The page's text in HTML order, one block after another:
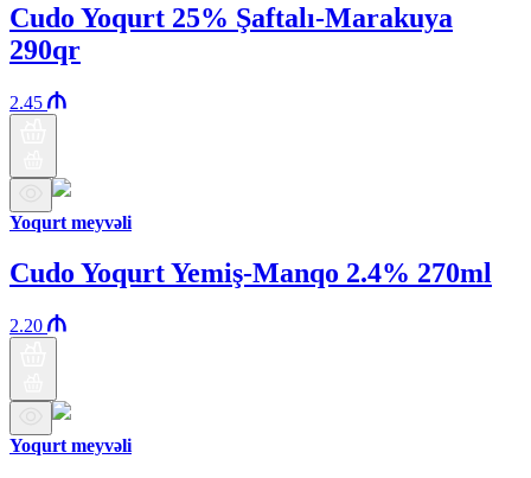
Cudo Yoqurt 25% Şaftalı-Marakuya
290qr
2.45
Yoqurt meyvəli
Cudo Yoqurt Yemiş-Manqo 2.4% 270ml
2.20
Yoqurt meyvəli